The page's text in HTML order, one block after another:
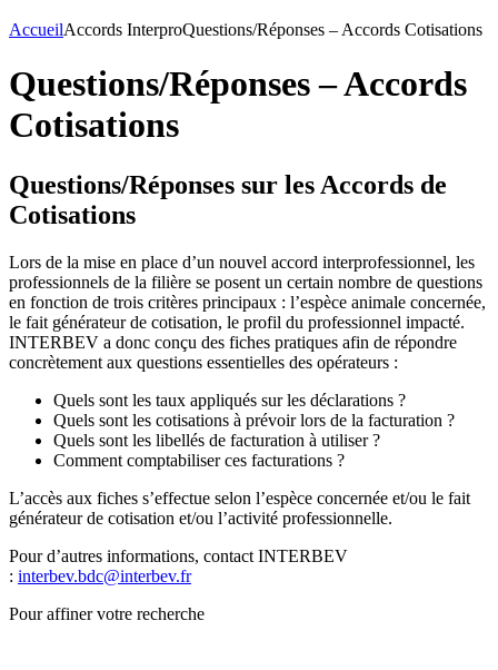
AccueilAccords InterproQuestions/Réponses – Accords Cotisations
Questions/Réponses – Accords
Cotisations
Questions/Réponses sur les Accords de
Cotisations
Lors de la mise en place d’un nouvel accord interprofessionnel, les
professionnels de la filière se posent un certain nombre de questions
en fonction de trois critères principaux : l’espèce animale concernée,
le fait générateur de cotisation, le profil du professionnel impacté.
INTERBEV a donc conçu des fiches pratiques afin de répondre
concrètement aux questions essentielles des opérateurs :
Quels sont les taux appliqués sur les déclarations ?
Quels sont les cotisations à prévoir lors de la facturation ?
Quels sont les libellés de facturation à utiliser ?
Comment comptabiliser ces facturations ?
L’accès aux fiches s’effectue selon l’espèce concernée et/ou le fait
générateur de cotisation et/ou l’activité professionnelle.
Pour d’autres informations, contact INTERBEV
: interbev.bdc@interbev.fr
Pour affiner votre recherche